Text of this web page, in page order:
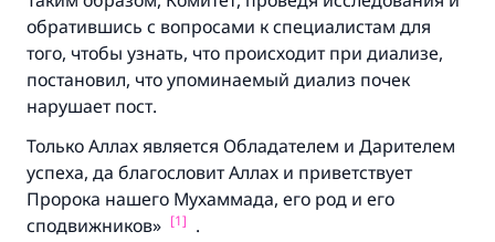
обратившись с вопросами к специалистам для
того, чтобы узнать, что происходит при диализе,
постановил, что упоминаемый диализ почек
нарушает пост.
Только Аллах является Обладателем и Дарителем
успеха, да благословит Аллах и приветствует
Пророка нашего Мухаммада, его род и его
сподвижников» [1] .